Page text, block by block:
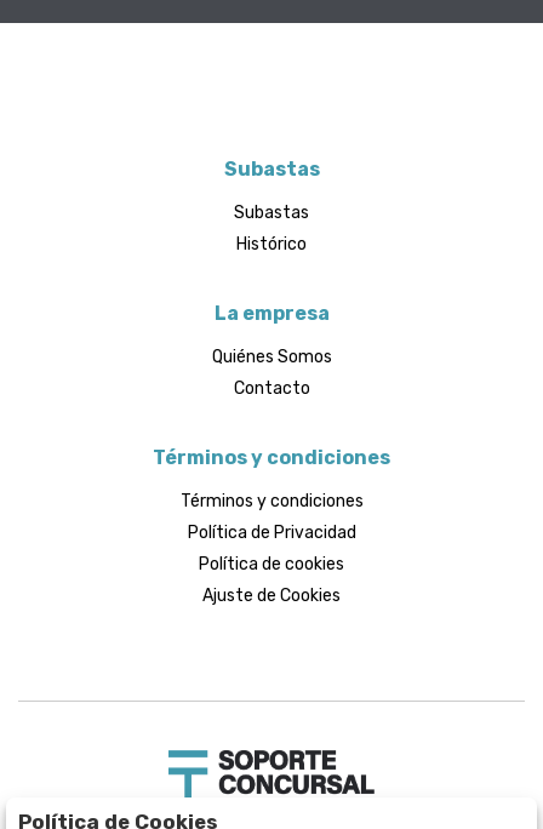
Subastas
Subastas
Histórico
La empresa
Quiénes Somos
Contacto
Términos y condiciones
Términos y condiciones
Política de Privacidad
Política de cookies
Ajuste de Cookies
Política de Cookies